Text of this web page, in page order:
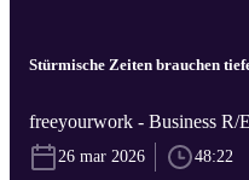
Stürmische Zeiten brauchen
freeyourwork - Business R/
26 mar 2026 48:22